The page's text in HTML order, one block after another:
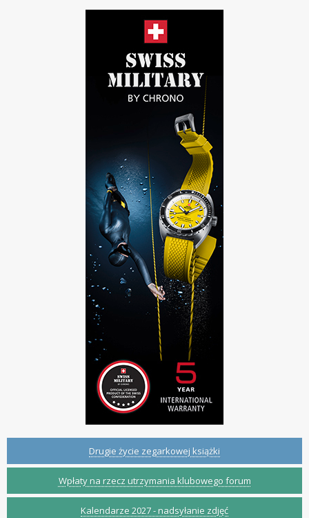
Drugie życie zegarkowej książki
Wpłaty na rzecz utrzymania klubowego forum
Kalendarze 2027 - nadsyłanie zdjęć